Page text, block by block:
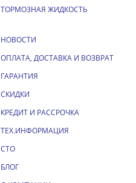
ТОРМОЗНАЯ ЖИДКОСТЬ
НОВОСТИ
ОПЛАТА, ДОСТАВКА И ВОЗВРАТ
ГАРАНТИЯ
СКИДКИ
КРЕДИТ И РАССРОЧКА
ТЕХ.ИНФОРМАЦИЯ
СТО
БЛОГ